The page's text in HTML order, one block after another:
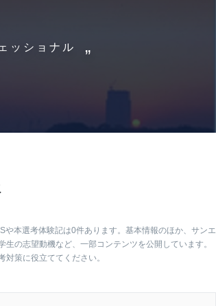
ッショナル
本選考体験記は0件あります。基本情報のほか、サンエ
の志望動機など、一部コンテンツを公開しています。
策に役立ててください。